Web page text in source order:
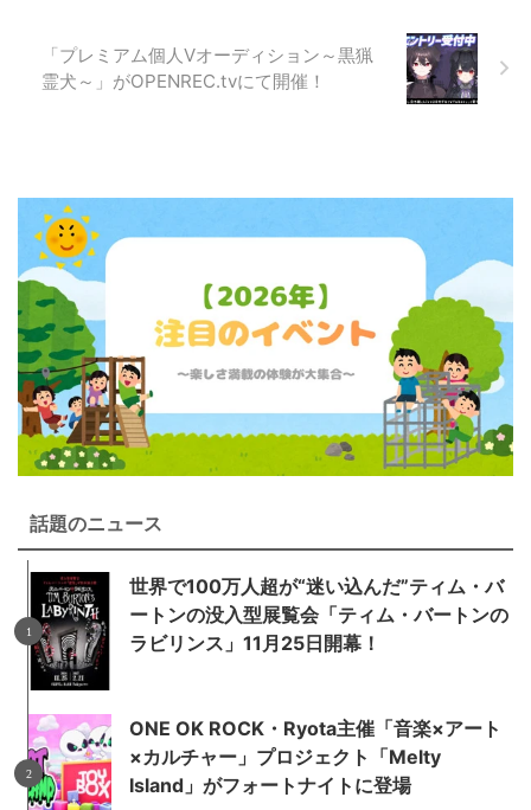
「プレミアム個人Vオーディション～黒猟
霊犬～」がOPENREC.tvにて開催！
話題のニュース
世界で100万人超が“迷い込んだ”ティム・バ
ートンの没入型展覧会「ティム・バートンの
ラビリンス」11月25日開幕！
ONE OK ROCK・Ryota主催「音楽×アート
×カルチャー」プロジェクト「Melty
Island」がフォートナイトに登場